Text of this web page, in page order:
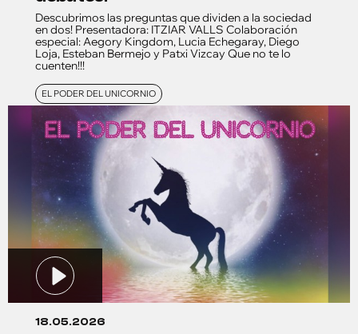
Descubrimos las preguntas que dividen a la sociedad
en dos! Presentadora: ITZIAR VALLS Colaboración
especial: Aegory Kingdom, Lucia Echegaray, Diego
Loja, Esteban Bermejo y Patxi Vizcay Que no te lo
cuenten!!!
EL PODER DEL UNICORNIO
18.05.2026